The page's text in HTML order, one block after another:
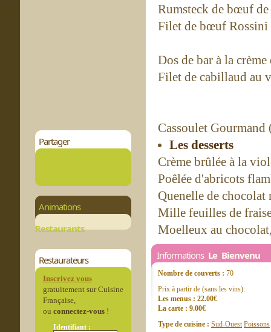
Partager
Animations
Restaurants
Restaurateurs
Inscrivez vous
gratuitement sur Cuisine
Française,
ou connectez-vous!
Identifiant :
Rumsteck de bœuf
Filet de bœuf Rossini
Dos de bar à la
Filet de cabillaud au
Cassoulet Gourmand
Les desserts
Crème brûlée à la
Poêlée d'abricots
Quenelle de
Mille feuilles de
Moelleux au
Informations Le Bienvenu
Nombre de couverts : 70
Prix à partir de (sans les vins):
Les menus : 22.00€
La carte : 9.00€
Type de cuisine : Sud-Ouest Poissons